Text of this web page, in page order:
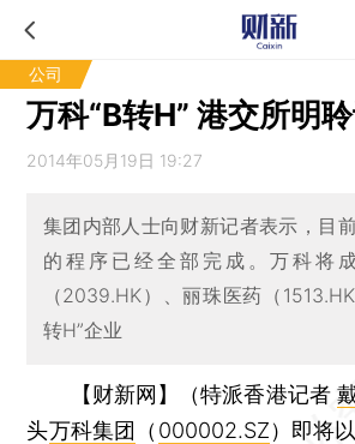
公司
万科“B转H” 港交所明
2014年05月19日 19:27
集团内部人士向财新记者表示，目
的程序已经全部完成。万科将
（2039.HK）、丽珠医药（
转H”企业
【财新网】（特派香港记者
头万科集团 （ 000002.SZ）即将